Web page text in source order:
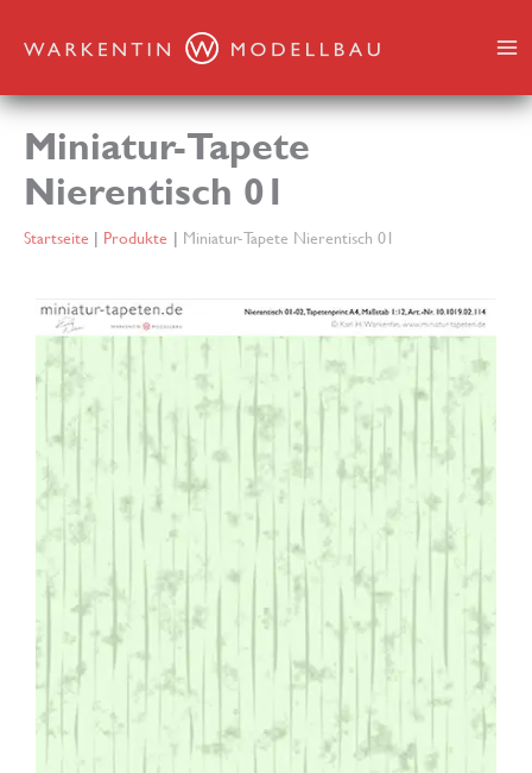
Inhalt
Miniatur-Tapete
Nierentisch 01
Startseite Produkte Miniatur-Tapete Nierentisch 01